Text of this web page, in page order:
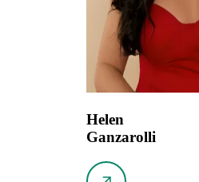
Helen
Ganzarolli